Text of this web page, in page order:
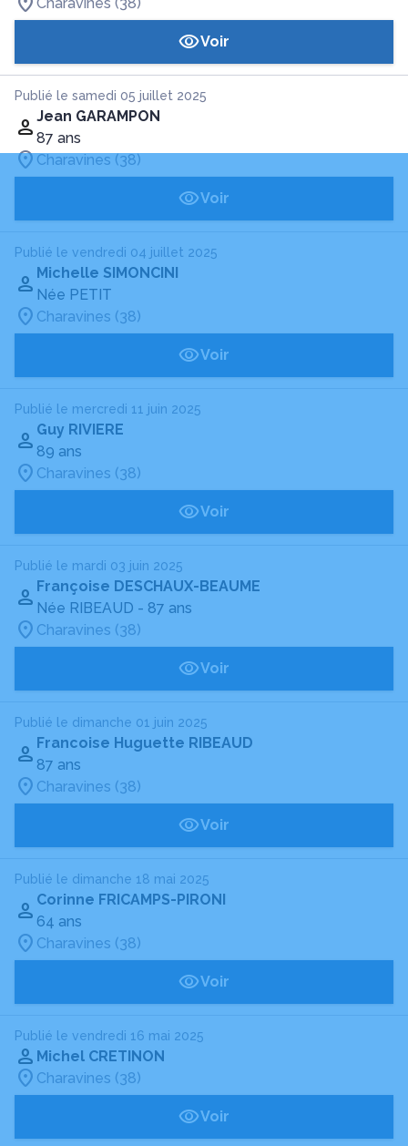
Voir
Publié le samedi 05 juillet 2025
Jean GARAMPON
87 ans
Charavines (38)
Voir
Publié le vendredi 04 juillet 2025
Michelle SIMONCINI
Née PETIT
Charavines (38)
Voir
Publié le mercredi 11 juin 2025
Guy RIVIERE
89 ans
Charavines (38)
Voir
Publié le mardi 03 juin 2025
Françoise DESCHAUX-BEAUME
Née RIBEAUD - 87 ans
Charavines (38)
Voir
Publié le dimanche 01 juin 2025
Francoise Huguette RIBEAUD
87 ans
Charavines (38)
Voir
Publié le dimanche 18 mai 2025
Corinne FRICAMPS-PIRONI
64 ans
Charavines (38)
Voir
Publié le vendredi 16 mai 2025
Michel CRETINON
Charavines (38)
Voir